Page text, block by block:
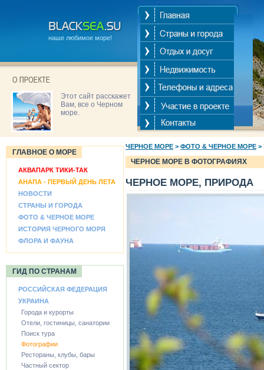
наше любимое море!
Этот сайт расскажет
Вам, все о Черном
море.
ГЛАВНОЕ О МОРЕ
АКВАПАРК ТИКИ-ТАК
АНАПА - ПЕРВЫЙ ДЕНЬ ЛЕТА
НОВОСТИ
СТРАНЫ И ГОРОДА
ФОТО & ЧЕРНОЕ МОРЕ
ИСТОРИЯ ЧЕРНОГО МОРЯ
ФЛОРА И ФАУНА
ГИД ПО СТРАНАМ
РОССИЙСКАЯ ФЕДЕРАЦИЯ
УКРАИНА
Города и курорты
Отели, гостиницы, санатории
Поиск тура
Фотографии
Рестораны, клубы, бары
Частный сектор
ЧЕРНОЕ МОРЕ > ФОТО & ЧЕРНОЕ МОРЕ >
ЧЕРНОЕ МОРЕ В ФОТОГРАФИЯХ
ЧЕРНОЕ МОРЕ, ПРИРОДА